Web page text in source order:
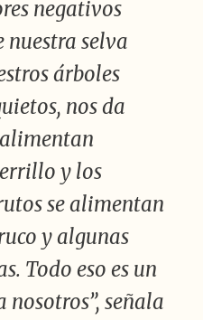
negativos
nuestra selva
árboles
nos da
y los
se alimentan
y algunas
Todo eso es un
señala